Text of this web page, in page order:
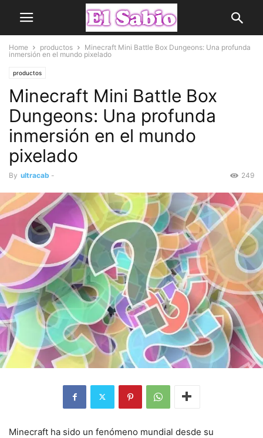
Home productos
Minecraft Mini Battle Box Dungeons: Una profunda
inmersión en el mundo pixelado
productos
Minecraft Mini Battle Box
Dungeons: Una profunda
inmersión en el mundo
pixelado
By ultracab - 249
Minecraft ha sido un fenómeno mundial desde su